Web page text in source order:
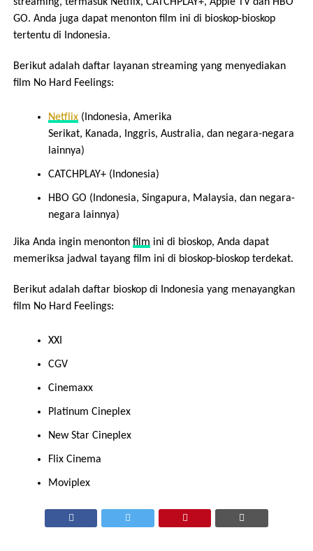
GO. Anda juga dapat menonton film ini di bioskop-bioskop
tertentu di Indonesia.
Berikut adalah daftar layanan streaming yang menyediakan
film No Hard Feelings:
Netflix(Indonesia, Amerika
Serikat, Kanada, Inggris, Australia, dan negara-negara
lainnya)
CATCHPLAY+ (Indonesia)
HBO GO (Indonesia, Singapura, Malaysia, dan negara-
negara lainnya)
Jika Anda ingin menonton film ini di bioskop, Anda dapat
memeriksa jadwal tayang film ini di bioskop-bioskop terdekat.
Berikut adalah daftar bioskop di Indonesia yang menayangkan
film No Hard Feelings:
XXI
CGV
Cinemaxx
Platinum Cineplex
New Star Cineplex
Flix Cinema
Moviplex